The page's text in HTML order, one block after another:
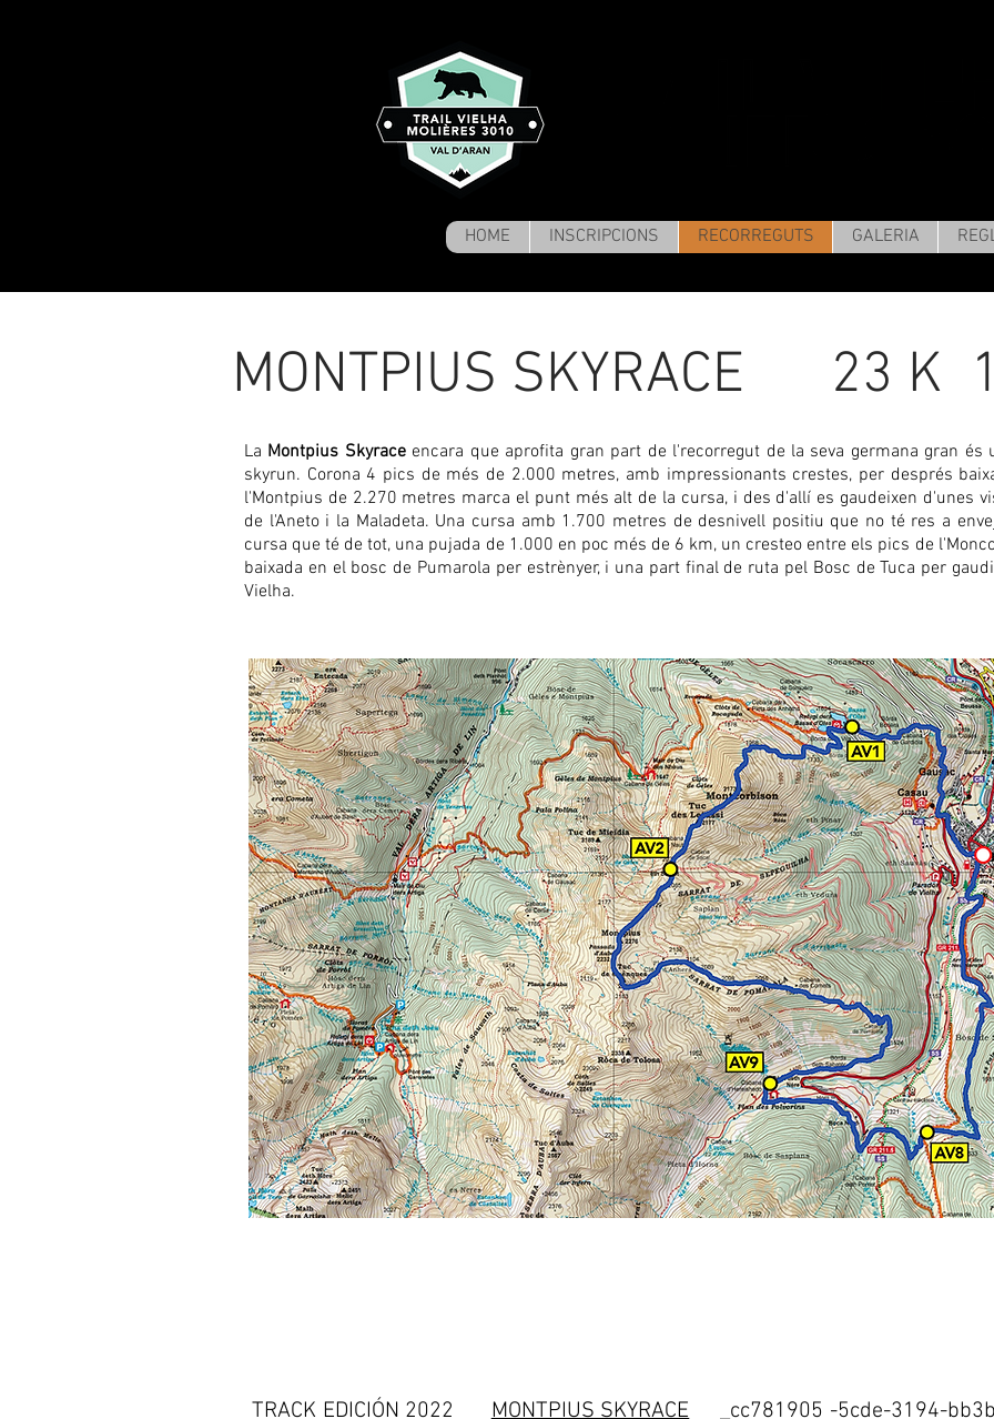
HOME INSCRIPCIONS RECORREGUTS GALERIA
MONTPIUS SKYRACE 23 K
La Montpius Skyraceencara que aprofita gran part de l'recorregut de la seva germana gran és
skyrun. Corona 4 pics de més de 2.000 metres, amb impressionants crestes, per després
l'Montpius de 2.270 metres marca el punt més alt de la cursa, i des d'allí es gaudeixen d'unes
de l'Aneto i la Maladeta. Una cursa amb 1.700 metres de desnivell positiu que no té res a
cursa que té de tot, una pujada de 1.000 en poc més de 6 km, un cresteo entre els pics de
baixada en el bosc de Pumarola per estrènyer, i una part final de ruta pel Bosc de Tuca per
Vielha.
TRACK EDICIÓN 2022MONTPIUS SKYRACE
_cc781905 -5cde-3194-